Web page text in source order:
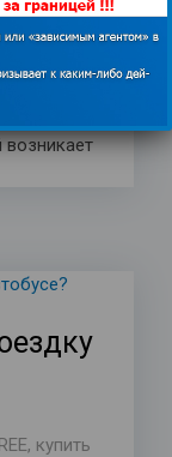
,
карта для
, купить